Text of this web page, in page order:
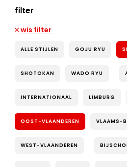
filter
wis filter
ALLE STIJLEN GOJU RYU
SHOTOKAN WADO RYU
INTERNATIONAAL LIMBURG
OOST-VLAANDEREN VLAAMS-
WEST-VLAANDEREN